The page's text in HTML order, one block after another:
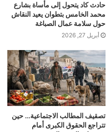
حادث كاد يتحول إلى مأساة بشارع
محمد الخامس بتطوان يعيد النقاش
حول سلامة عمال الصباغة
أبريل 27, 2026
تصقيف المطالب الاجتماعية… حين
تتراجع الحقوق الكبرى أمام